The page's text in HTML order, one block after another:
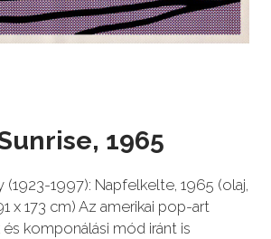
1965
(1923-1997): Napfelkelte, 1965 (olaj,
x 173 cm) Az amerikai pop-art
komponálási mód iránt is